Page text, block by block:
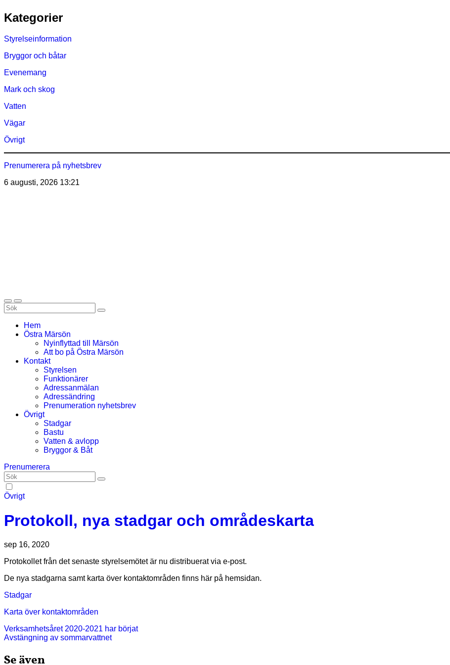
Hoppa
till
Kategorier
Styrelseinformation
Bryggor och båtar
Evenemang
Mark och skog
Vatten
Vägar
Övrigt
Prenumerera på nyhetsbrev
6 augusti, 2026 13:21
Hem
Östra Märsön
Nyinflyttad till Märsön
Att bo på Östra Märsön
Kontakt
Styrelsen
Funktionärer
Adressanmälan
Adressändring
Prenumeration nyhetsbrev
Övrigt
Stadgar
Bastu
Vatten & avlopp
Bryggor & Båt
Prenumerera
Övrigt
Protokoll, nya stadgar och områdeskarta
sep 16, 2020
Protokollet från det senaste styrelsemötet är nu distribuerat via e-post.
De nya stadgarna samt karta över kontaktområden finns här på hemsidan.
Stadgar
Karta över kontaktområden
Inläggsnavigering
Verksamhetsåret 2020-2021 har börjat
Avstängning av sommarvattnet
Se även